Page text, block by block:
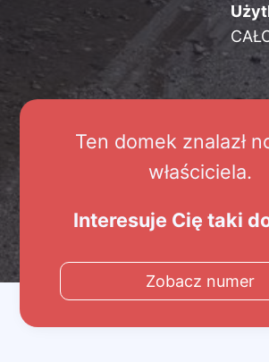
Ten domek znalazł
właściciela.
Interesuje Cię taki
Zobacz numer